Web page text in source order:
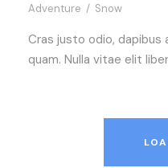
Adventure / Snow
Cras justo odio,
quam. Nulla vitae elit